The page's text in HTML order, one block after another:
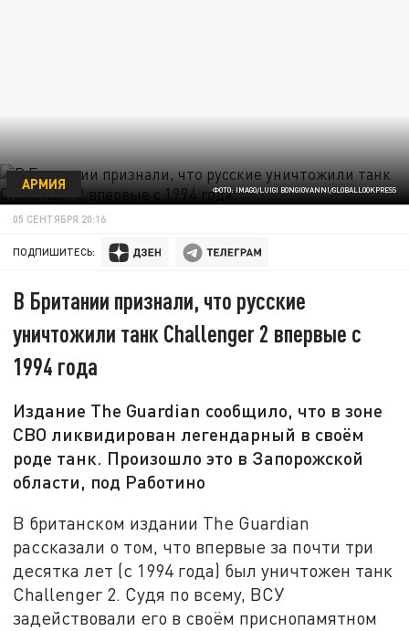
ФОТО: IMAGO/LUIGI BONGIOVANNI/GLOBALLOOKPRESS
АРМИЯ
05 СЕНТЯБРЯ 20:16
ПОДПИШИТЕСЬ:
В Британии признали, что русские
уничтожили танк Challenger 2 впервые с
1994 года
Издание The Guardian сообщило, что в зоне
СВО ликвидирован легендарный в своём
роде танк. Произошло это в Запорожской
области, под Работино
В британском издании The Guardian
рассказали о том, что впервые за почти три
десятка лет (с 1994 года) был уничтожен танк
Challenger 2. Судя по всему, ВСУ
задействовали его в своём приснопамятном